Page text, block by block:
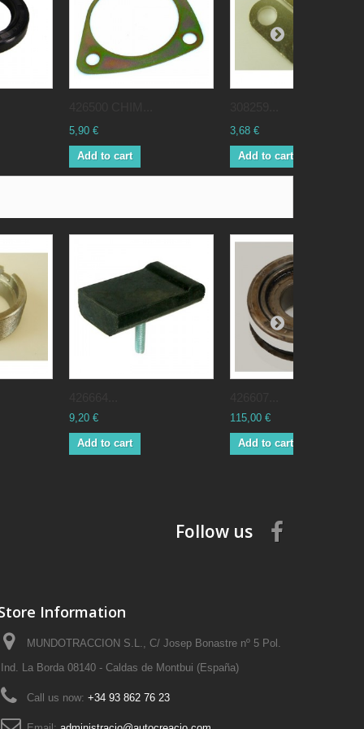
5,90 €
Add to cart
3,68 €
Add to cart
9,20 €
Add to cart
115,00 €
Add to cart
Follow us
Information
MUNDOTRACCION S.L., C/ Josep Bonastre nº 5 Pol.
Ind. La Borda 08140 - Caldas de Montbui (España)
Call us now: +34 93 862 76 23